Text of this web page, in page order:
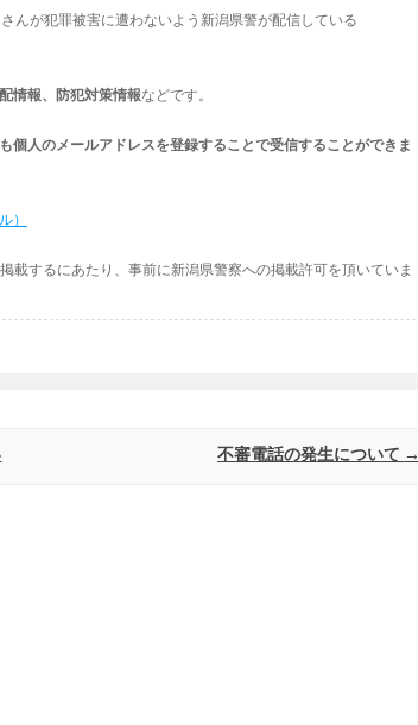
んが犯罪被害に遭わないよう新潟県警が配信している
情報、防犯対策情報などです。
個人のメールアドレスを登録することで受信することができま
）
するにあたり、事前に新潟県警察への掲載許可を頂いていま
不審電話の発生について →